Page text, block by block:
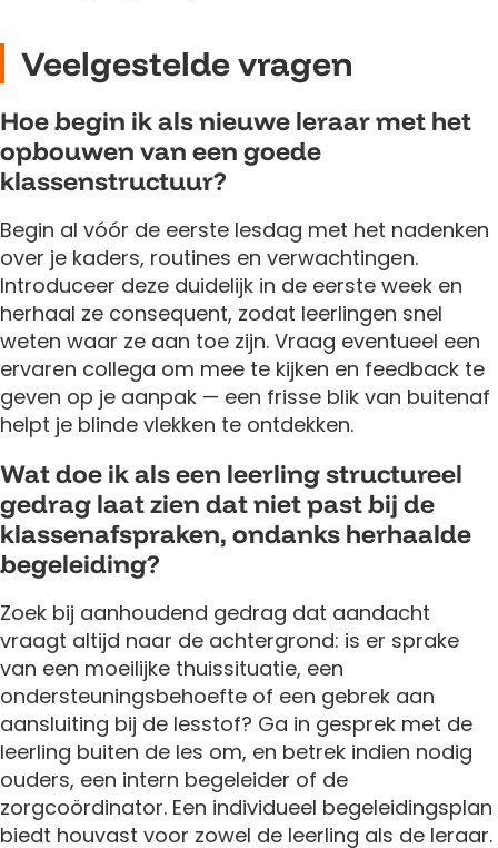
Veelgestelde vragen
Hoe begin ik als nieuwe leraar met het
opbouwen van een goede
klassenstructuur?
Begin al vóór de eerste lesdag met het nadenken
over je kaders, routines en verwachtingen.
Introduceer deze duidelijk in de eerste week en
herhaal ze consequent, zodat leerlingen snel
weten waar ze aan toe zijn. Vraag eventueel een
ervaren collega om mee te kijken en feedback te
geven op je aanpak — een frisse blik van buitenaf
helpt je blinde vlekken te ontdekken.
Wat doe ik als een leerling structureel
gedrag laat zien dat niet past bij de
klassenafspraken, ondanks herhaalde
begeleiding?
Zoek bij aanhoudend gedrag dat aandacht
vraagt altijd naar de achtergrond: is er sprake
van een moeilijke thuissituatie, een
ondersteuningsbehoefte of een gebrek aan
aansluiting bij de lesstof? Ga in gesprek met de
leerling buiten de les om, en betrek indien nodig
ouders, een intern begeleider of de
zorgcoördinator. Een individueel begeleidingsplan
biedt houvast voor zowel de leerling als de leraar.